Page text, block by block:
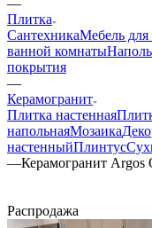
Плитка
СантехникаМебель
ванной комнаты
покрытия
—
Керамогранит
Плитка настенная
напольнаяМозаика
настенныйПлинтус
—Керамогранит Argos
Распродажа